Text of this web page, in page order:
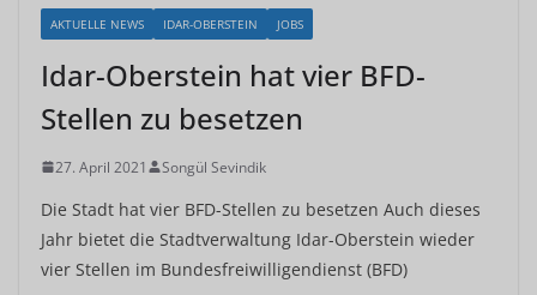
AKTUELLE NEWS IDAR-OBERSTEIN JOBS
Idar-Oberstein hat vier BFD-
Stellen zu besetzen
27. April 2021 Songül Sevindik
Die Stadt hat vier BFD-Stellen zu besetzen Auch dieses
Jahr bietet die Stadtverwaltung Idar-Oberstein wieder
vier Stellen im Bundesfreiwilligendienst (BFD)